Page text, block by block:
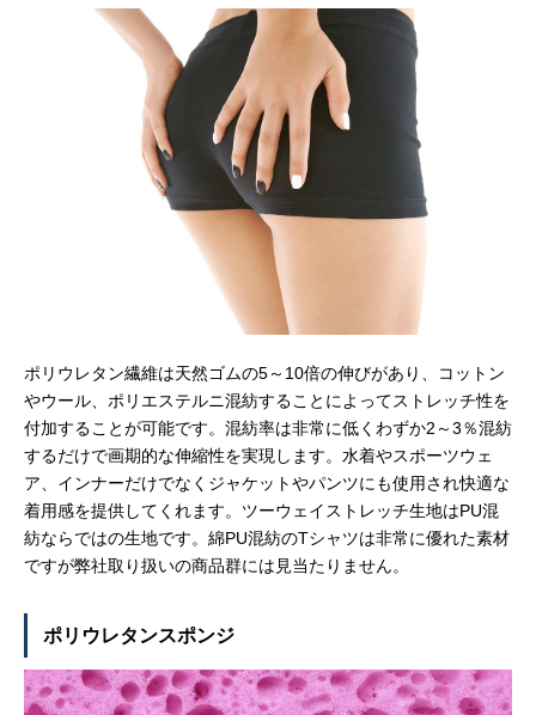
ポリウレタン繊維は天然ゴムの5～10倍の伸びがあり、コットン
やウール、ポリエステルニ混紡することによってストレッチ性を
付加することが可能です。混紡率は非常に低くわずか2～3％混紡
するだけで画期的な伸縮性を実現します。水着やスポーツウェ
ア、インナーだけでなくジャケットやパンツにも使用され快適な
着用感を提供してくれます。ツーウェイストレッチ生地はPU混
紡ならではの生地です。綿PU混紡のTシャツは非常に優れた素材
ですが弊社取り扱いの商品群には見当たりません。
ポリウレタンスポンジ